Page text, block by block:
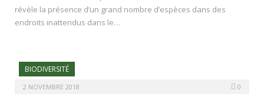
révèle la présence d’un grand nombre d’espèces dans des
endroits inattendus dans le…
BIODIVERSITÉ
2 NOVEMBRE 2018 0